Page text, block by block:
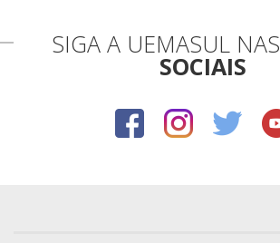
SIGA A UEMASUL NAS
SOCIAIS